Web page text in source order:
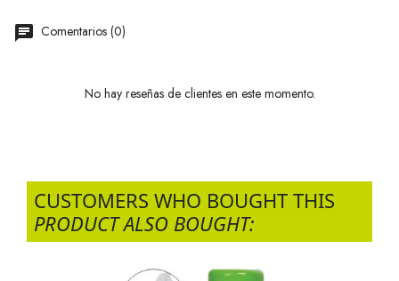
Comentarios (0)
No hay reseñas de clientes en este momento.
CUSTOMERS WHO BOUGHT THIS
PRODUCT ALSO BOUGHT: